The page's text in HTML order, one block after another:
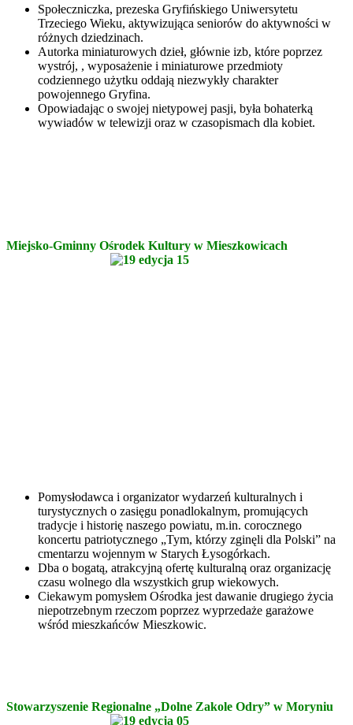
Społeczniczka, prezeska Gryfińskiego Uniwersytetu
Trzeciego Wieku, aktywizująca seniorów do aktywności w
różnych dziedzinach.
Autorka miniaturowych dzieł, głównie izb, które poprzez
wystrój, , wyposażenie i miniaturowe przedmioty
codziennego użytku oddają niezwykły charakter
powojennego Gryfina.
Opowiadając o swojej nietypowej pasji, była bohaterką
wywiadów w telewizji oraz w czasopismach dla kobiet.
Miejsko-Gminny Ośrodek Kultury w Mieszkowicach
Pomysłodawca i organizator wydarzeń kulturalnych i
turystycznych o zasięgu ponadlokalnym, promujących
tradycje i historię naszego powiatu, m.in. corocznego
koncertu patriotycznego „Tym, którzy zginęli dla Polski” na
cmentarzu wojennym w Starych Łysogórkach.
Dba o bogatą, atrakcyjną ofertę kulturalną oraz organizację
czasu wolnego dla wszystkich grup wiekowych.
Ciekawym pomysłem Ośrodka jest dawanie drugiego życia
niepotrzebnym rzeczom poprzez wyprzedaże garażowe
wśród mieszkańców Mieszkowic.
Stowarzyszenie Regionalne „Dolne Zakole Odry” w Moryniu